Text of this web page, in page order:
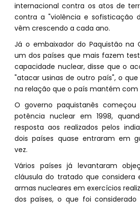
internacional contra os atos de
contra a "violência e sofisticação
vêm crescendo a cada ano.
Já o embaixador do Paquistão na
um dos países que mais fazem
capacidade nuclear, disse que o
"atacar usinas de outro país", o
na relação que o país mantém com
O governo paquistanês
potência nuclear em 1998,
resposta aos realizados pelos
dois países quase entraram em
vez.
Vários países já levantaram
cláusula do tratado que considera
armas nucleares em exercícios
dos países, o que foi